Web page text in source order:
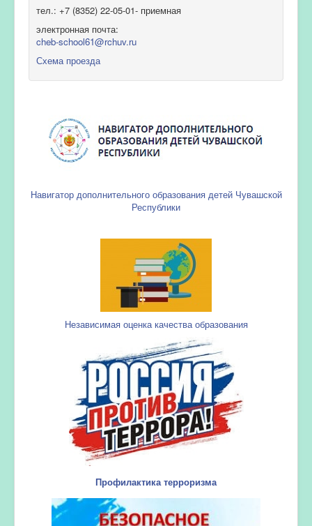
тел.: +7 (8352) 22-05-01- приемная
электронная почта:
cheb-school61@rchuv.ru
Схема проезда
Навигатор дополнительного образования детей Чувашской
Республики
Независимая оценка качества образования
Профилактика терроризма